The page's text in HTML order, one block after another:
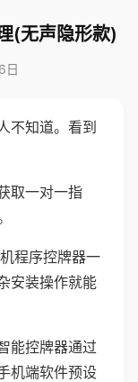
(无声隐形款)
日
不知道。看到
取一对一指
程序控牌器一
安装操作就能
能控牌器通过
机端软件预设